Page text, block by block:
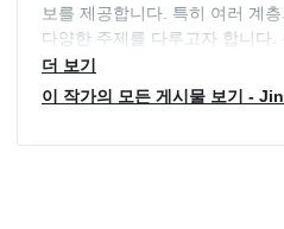
보를 제공합니다. 특히 여러 계
다양한 주제를 다루고자 합니다
는 독자들에게 도움이 될만한 투
하는 것이며, 다양한 분야의 동
더 보기
이 작가의 모든 게시물 보기 -